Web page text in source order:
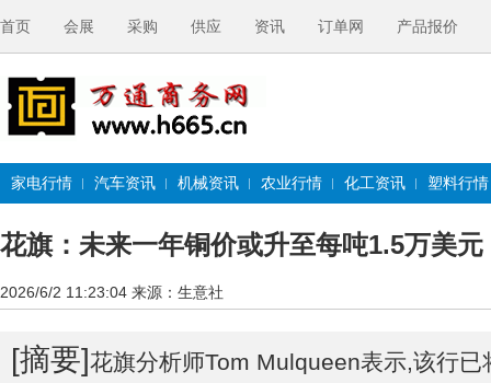
首页 会展 采购 供应 资讯 订单网 产品报价
家电行情 汽车资讯 机械资讯 农业行情 化工资讯 塑料行情
花旗：未来一年铜价或升至每吨1.5万美元
2026/6/2 11:23:04 来源：生意社
[摘要]花旗分析师Tom Mulqueen表示,该行